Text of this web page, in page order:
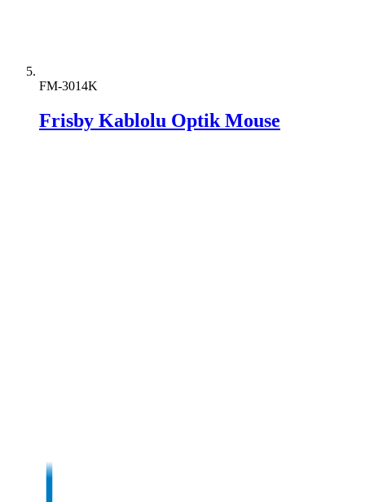
FM-3014K
Frisby Kablolu Optik Mouse